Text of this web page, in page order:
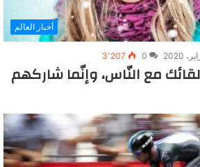
أخبار العالم
0 3٬207
مع النّاس، وإنّما شاركهم